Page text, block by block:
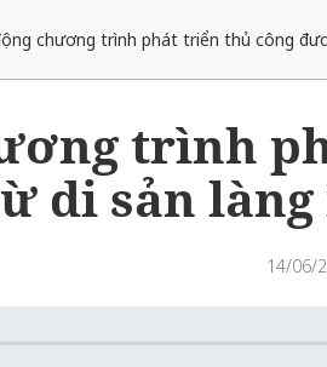
chương trình phát triển thủ công
trình
di sản làng
14/06/